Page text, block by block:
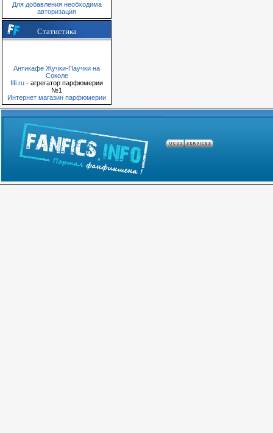
Для добавления необходима
авторизация
Статистика
Антикафе Жучки-Паучки на
Соколе
fifi.ru - агрегатор парфюмерии
№1
Интернет магазин парфюмерии